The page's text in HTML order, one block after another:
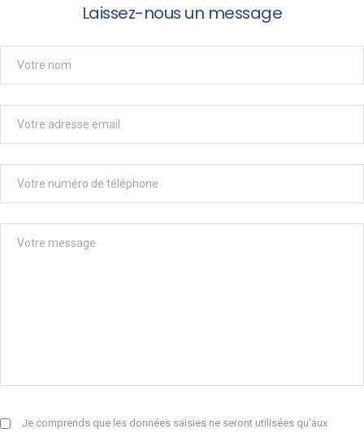
Laissez-nous un message
Je comprends que les données saisies ne seront utilisées qu'aux